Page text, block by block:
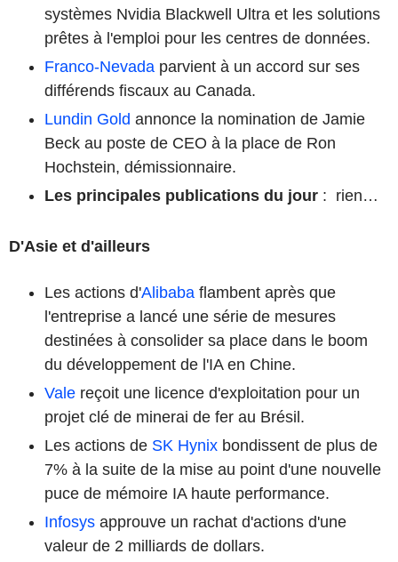
systèmes Nvidia Blackwell Ultra et les solutions
prêtes à l'emploi pour les centres de données.
Franco-Nevada parvient à un accord sur ses
différends fiscaux au Canada.
Lundin Gold annonce la nomination de Jamie
Beck au poste de CEO à la place de Ron
Hochstein, démissionnaire.
Les principales publications du jour : rien…
D'Asie et d'ailleurs
Les actions d'Alibaba flambent après que
l'entreprise a lancé une série de mesures
destinées à consolider sa place dans le boom
du développement de l'IA en Chine.
Vale reçoit une licence d'exploitation pour un
projet clé de minerai de fer au Brésil.
Les actions de SK Hynix bondissent de plus de
7% à la suite de la mise au point d'une nouvelle
puce de mémoire IA haute performance.
Infosys approuve un rachat d'actions d'une
valeur de 2 milliards de dollars.